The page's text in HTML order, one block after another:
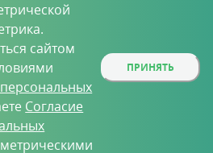
Пользовательского соглашения
сайтом
Согласие
ПРИНЯТЬ